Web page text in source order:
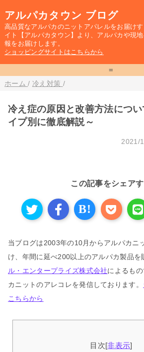
アルパカタウン ブログ
高品質なアルパカのニットアパレルをお届け
イト【アルパカタウン】より、アルパカや現
報をお届けします。
ショッピングサイトはこちらから
=
ホーム / 冷え対策 /
冷え症の原因と改善方法につ
イプ別に徹底解説～
2021/
この記事をシェア
B!
当ブログは2003年の10月からアルパカニ
け、年間に延べ200以上のアルパカ製品を
ル・エンタープライズ株式会社によるも
カニットのアレコレを発信しております。
こちらから
目次[非表示]